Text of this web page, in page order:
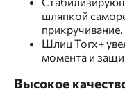
шляпкой
прикручивание.
Шлиц Torx+
момента и
Высокое